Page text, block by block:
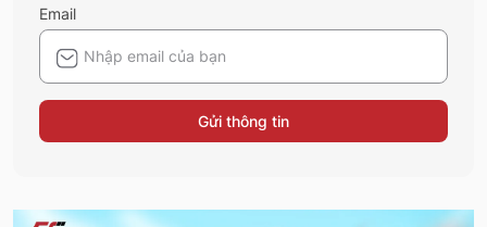
Email
Gửi thông tin